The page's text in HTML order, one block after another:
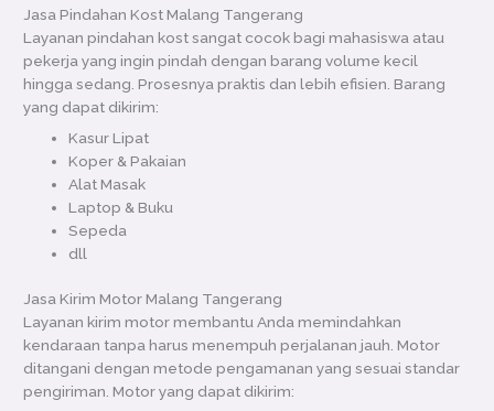
Jasa Pindahan Kost Malang Tangerang
Layanan pindahan kost sangat cocok bagi mahasiswa atau
pekerja yang ingin pindah dengan barang volume kecil
hingga sedang. Prosesnya praktis dan lebih efisien. Barang
yang dapat dikirim:
Kasur Lipat
Koper & Pakaian
Alat Masak
Laptop & Buku
Sepeda
dll
Jasa Kirim Motor Malang Tangerang
Layanan kirim motor membantu Anda memindahkan
kendaraan tanpa harus menempuh perjalanan jauh. Motor
ditangani dengan metode pengamanan yang sesuai standar
pengiriman. Motor yang dapat dikirim: